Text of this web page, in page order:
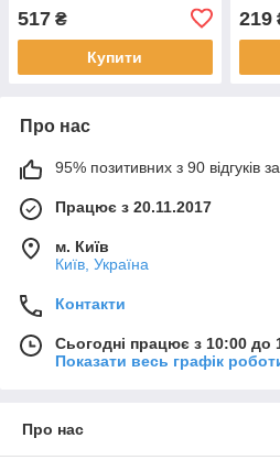
517 ₴
Купити
219
Про нас
95% позитивних з 90 відгуків за
Працює з 20.11.2017
м. Київ
Київ, Україна
Контакти
Сьогодні працює з 10:00 до
Показати весь графік
Про нас